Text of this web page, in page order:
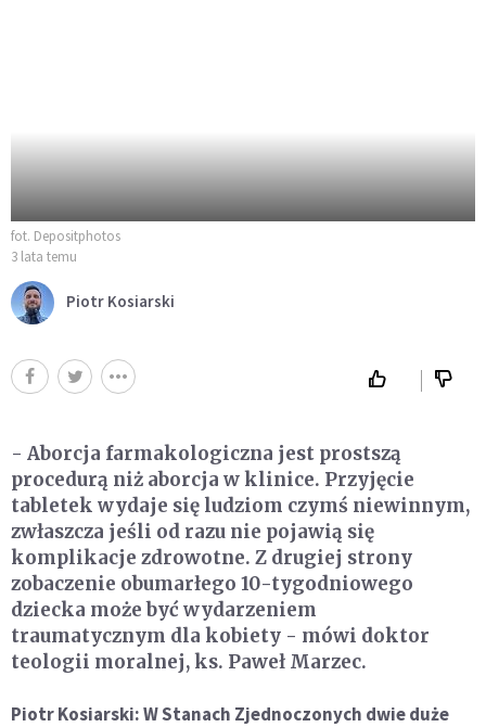
fot. Depositphotos
3 lata temu
Piotr Kosiarski
- Aborcja farmakologiczna jest prostszą
procedurą niż aborcja w klinice. Przyjęcie
tabletek wydaje się ludziom czymś niewinnym,
zwłaszcza jeśli od razu nie pojawią się
komplikacje zdrowotne. Z drugiej strony
zobaczenie obumarłego 10-tygodniowego
dziecka może być wydarzeniem
traumatycznym dla kobiety - mówi doktor
teologii moralnej, ks. Paweł Marzec.
Piotr Kosiarski: W Stanach Zjednoczonych dwie duże